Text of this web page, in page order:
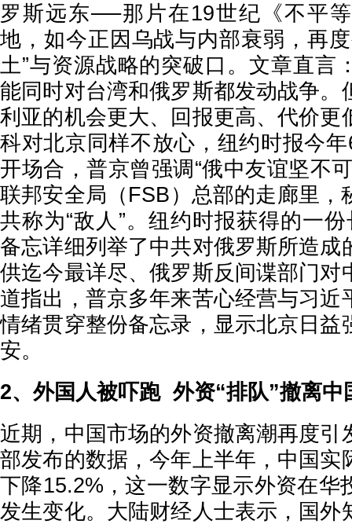
罗斯远东──那片在19世纪《不平
地，如今正因乌战与内部衰弱，再
土”与资源战略的突破口。文章直言
能同时对台湾和俄罗斯都发动战争。
利亚的机会更大、回报更高、代价更
科对北京同样不放心，纽约时报今
开场合，普京曾强调“俄中友谊坚不
联邦安全局（FSB）总部的走廊里，
共称为“敌人”。纽约时报获得的一
备忘详细列举了中共对俄罗斯所造成
供迄今最详尽、俄罗斯反间谍部门对
道指出，普京多年来苦心经营与习近
情绪贯穿整份备忘录，显示北京日益
安。
2、外国人被吓跑 外资“排队”撤离
近期，中国市场的外资撤离潮再度引
部发布的数据，今年上半年，中国实
下降15.2%，这一数字显示外资在华
发生变化。大陆财经人士表示，国外